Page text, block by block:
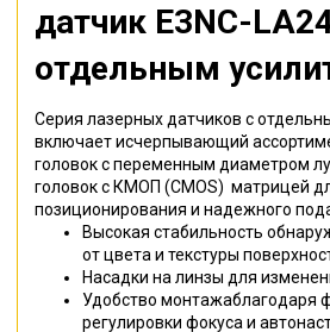
датчик E3NC-
отдельным
Серия лазерных датчиков с
включает исчерпывающий
головок с переменным диаметром
головок с КМОП (CMOS) матрицей
позиционирования и надежного
Высокая стабильность
от цвета и текстуры
Насадки на линзы для
Удобство монтажаблагодаря
регулировки фокуса и